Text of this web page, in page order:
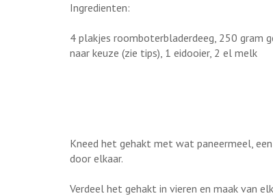
Ingredienten:
4 plakjes roomboterbladerdeeg, 250 gram
naar keuze (zie tips), 1 eidooier, 2 el melk
Kneed het gehakt met wat paneermeel,
door elkaar.
Verdeel het gehakt in vieren en maak van